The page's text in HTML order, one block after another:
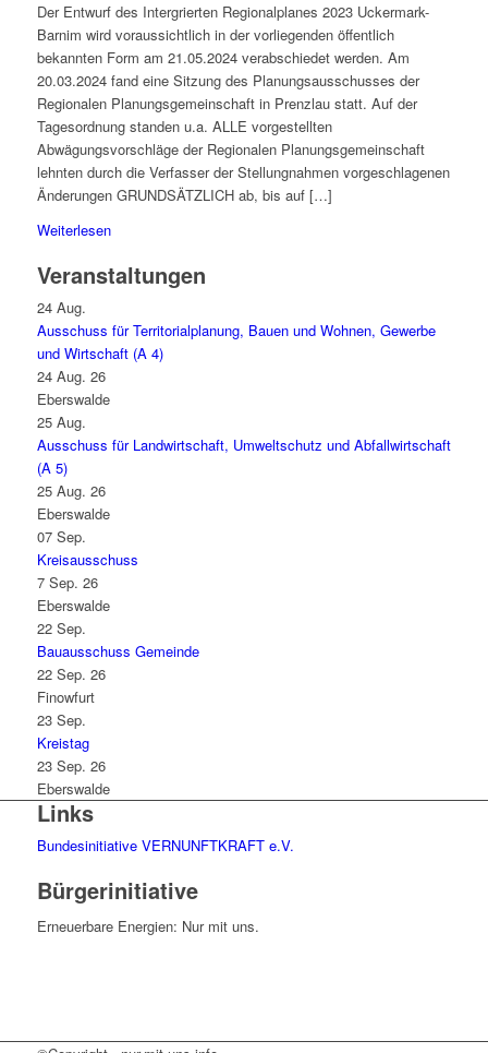
Der Entwurf des Intergrierten Regionalplanes 2023 Uckermark-
Barnim wird voraussichtlich in der vorliegenden öffentlich
bekannten Form am 21.05.2024 verabschiedet werden. Am
20.03.2024 fand eine Sitzung des Planungsausschusses der
Regionalen Planungsgemeinschaft in Prenzlau statt. Auf der
Tagesordnung standen u.a. ALLE vorgestellten
Abwägungsvorschläge der Regionalen Planungsgemeinschaft
lehnten durch die Verfasser der Stellungnahmen vorgeschlagenen
Änderungen GRUNDSÄTZLICH ab, bis auf […]
Weiterlesen
Veranstaltungen
24 Aug.
Ausschuss für Territorialplanung, Bauen und Wohnen, Gewerbe
und Wirtschaft (A 4)
24 Aug. 26
Eberswalde
25 Aug.
Ausschuss für Landwirtschaft, Umweltschutz und Abfallwirtschaft
(A 5)
25 Aug. 26
Eberswalde
07 Sep.
Kreisausschuss
7 Sep. 26
Eberswalde
22 Sep.
Bauausschuss Gemeinde
22 Sep. 26
Finowfurt
23 Sep.
Kreistag
23 Sep. 26
Eberswalde
Links
Bundesinitiative VERNUNFTKRAFT e.V.
Bürgerinitiative
Erneuerbare Energien: Nur mit uns.